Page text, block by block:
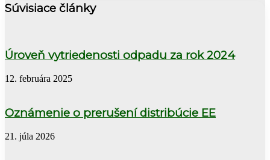
Súvisiace články
Úroveň vytriedenosti odpadu za rok 2024
12. februára 2025
Oznámenie o prerušení distribúcie EE
21. júla 2026